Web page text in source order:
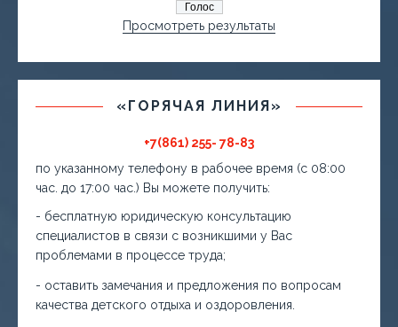
Просмотреть результаты
«ГОРЯЧАЯ ЛИНИЯ»
+7(861) 255- 78-83
по указанному телефону в рабочее время (с 08:00
час. до 17:00 час.) Вы можете получить:
- бесплатную юридическую консультацию
специалистов в связи с возникшими у Вас
проблемами в процессе труда;
- оставить замечания и предложения по вопросам
качества детского отдыха и оздоровления.